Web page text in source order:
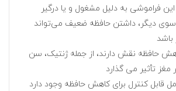
فراموشی به دلیل مشغول و یا درگیر
دیگر، داشتن حافظه ضعیف می‌تواند
باشد
حافظه نقش دارند، از جمله ژنتیک، سن
مغز تأثیر می گذارد
قابل کنترل برای کاهش حافظه وجود دارد